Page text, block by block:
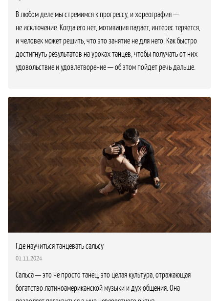
В любом деле мы стремимся к прогрессу, и хореография —
не исключение. Когда его нет, мотивация падает, интерес теряется,
и человек может решить, что это занятие не для него. Как быстро
достигнуть результатов на уроках танцев, чтобы получать от них
удовольствие и удовлетворение — об этом пойдет речь дальше.
Где научиться танцевать сальсу
01.11.2024
Сальса — это не просто танец, это целая культура, отражающая
богатство латиноамериканской музыки и дух общения. Она